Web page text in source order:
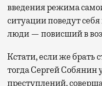
введения режима
ситуации поведут
люди — повисший в
Кстати, если же брать
тогда Сергей Собянин
преступлений,